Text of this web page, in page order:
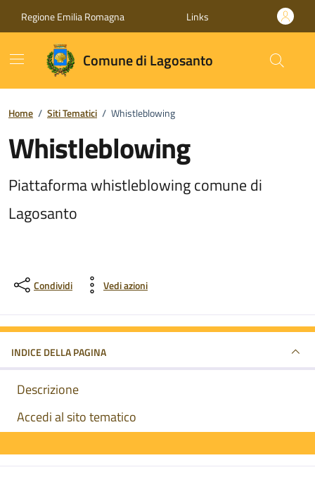
Regione Emilia Romagna Links
Comune di Lagosanto
Home / Siti Tematici / Whistleblowing
Whistleblowing
Piattaforma whistleblowing comune di
Lagosanto
Condividi Vedi azioni
INDICE DELLA PAGINA
Descrizione
Accedi al sito tematico